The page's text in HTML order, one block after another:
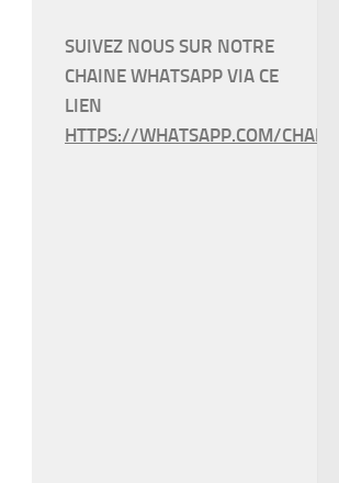
SUIVEZ NOUS SUR NOTRE
CHAINE WHATSAPP VIA CE
LIEN
HTTPS://WHATSAPP.COM/